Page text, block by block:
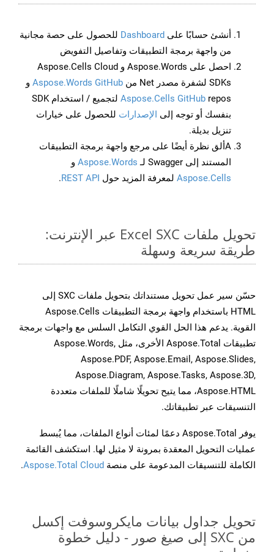
أنشئ حسابًا على Dashboard للحصول على حصة مجانية
من واجهة برمجة التطبيقات وتفاصيل التفويض
احصل على Aspose.Words و Aspose.Cells Cloud
SDKs لشفرة مصدر Net من
Aspose.Words GitHub و
Aspose.Cells GitHub
repos لتجميع / استخدام SDK
بنفسك أو توجه إلى الإصدارات للحصول على خيارات
تنزيل بديلة.
Aألق نظرة أيضًا على مرجع واجهة برمجة التطبيقات
المستند إلى Swagger لـ
Aspose.Words و
Aspose.Cells لمعرفة المزيد حول REST API
.
تحويل ملفات Excel SXC عبر الإنترنت:
طريقة سريعة وسهلة
حسّن سير عمل تحويل مستنداتك بتحويل ملفات SXC إلى
HTML باستخدام واجهة برمجة التطبيقات Aspose.Cells
القوية. يدعم هذا الحل القوي التكامل السلس مع واجهات برمجة
تطبيقات Aspose.Total الأخرى، مثل Aspose.Words,
Aspose.PDF, Aspose.Email, Aspose.Slides,
Aspose.Diagram, Aspose.Tasks, Aspose.3D,
Aspose.HTML، مما يتيح تحويلًا شاملًا للملفات متعددة
التنسيقات عبر تطبيقاتك.
يوفر Aspose.Total دعمًا لمئات أنواع الملفات، مما يُبسط
عمليات التحويل المعقدة بمرونة لا مثيل لها. استكشف القائمة
الكاملة للتنسيقات المدعومة على منصة Aspose.Total Cloud
.
تحويل جداول بيانات مايكروسوفت إكسل
من SXC إلى صيغ صور - دليل خطوة